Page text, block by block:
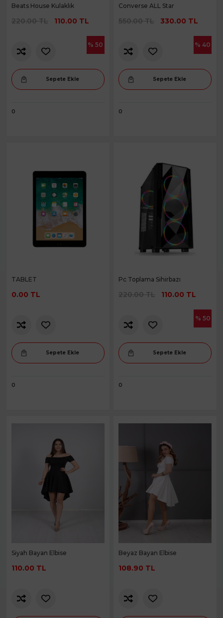
Beats House Kulaklık
220.00 TL110.00 TL
% 50
Sepete Ekle
0
Converse ALL Star
550.00 TL330.00 TL
% 40
Sepete Ekle
0
TABLET
0.00 TL
Sepete Ekle
0
Pc Toplama Sihirbazı
220.00 TL110.00 TL
% 50
Sepete Ekle
0
Siyah Bayan Elbise
110.00 TL
Beyaz Bayan Elbise
108.90 TL